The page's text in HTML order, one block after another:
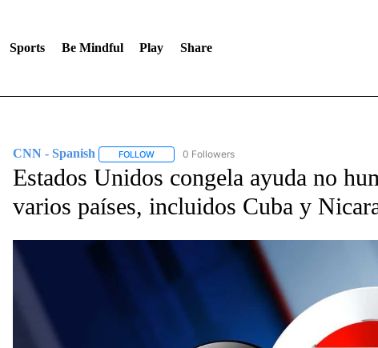
Sports Be Mindful Play Share
CNN - Spanish FOLLOWFOLLOW "CNN - SPANISH" TO RECEIVE
0 Followers
Estados Unidos congela ayuda no
varios países, incluidos Cuba y